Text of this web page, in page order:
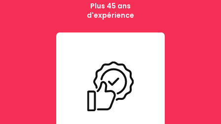
Plus 45 ans
d'expérience